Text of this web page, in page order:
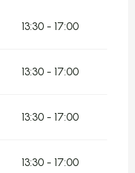
13:30 - 17:00
13:30 - 17:00
13:30 - 17:00
13:30 - 17:00